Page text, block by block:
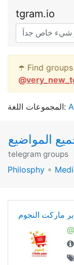
tgram.io
☂️ Find
@
المجموعات اللغة:
telegram groups
Philosphy ∘